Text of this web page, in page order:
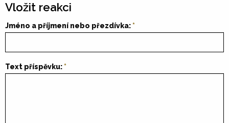
Vložit reakci
Jméno a příjmení nebo přezdívka:
Text příspěvku: